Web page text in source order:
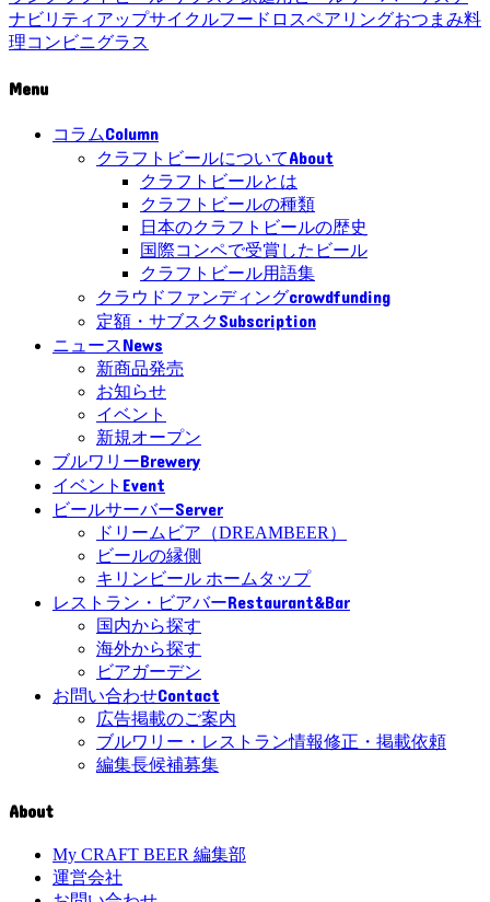
ナビリティ アップサイクルフードロスペアリングおつまみ料
理コンビニグラス
Menu
コラムColumn
クラフトビールについてAbout
クラフトビールとは
クラフトビールの種類
日本のクラフトビールの歴史
国際コンペで受賞したビール
クラフトビール用語集
クラウドファンディングcrowdfunding
定額・サブスクSubscription
ニュースNews
新商品発売
お知らせ
イベント
新規オープン
ブルワリーBrewery
イベント Event
ビールサーバーServer
ドリームビア（DREAMBEER）
ビールの縁側
キリンビール ホームタップ
レストラン・ビアバーRestaurant&Bar
国内から探す
海外から探す
ビアガーデン
お問い合わせContact
広告掲載のご案内
ブルワリー・レストラン情報修正・掲載依頼
編集長候補募集
About
My CRAFT BEER 編集部
運営会社